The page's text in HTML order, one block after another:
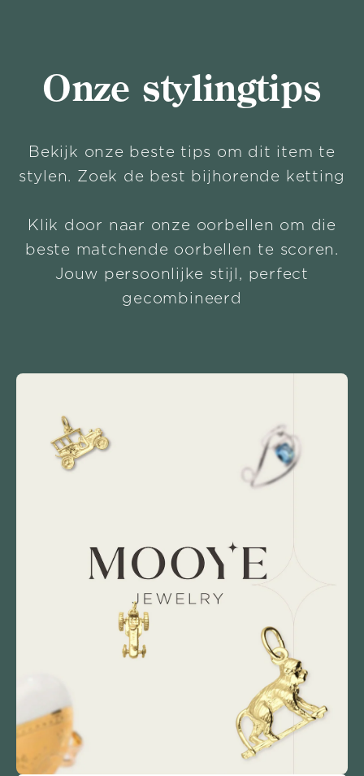
Onze stylingtips
Bekijk onze beste tips om dit item te
stylen. Zoek de best bijhorende ketting
Klik door naar onze oorbellen om die
beste matchende oorbellen te scoren.
Jouw persoonlijke stijl, perfect
gecombineerd